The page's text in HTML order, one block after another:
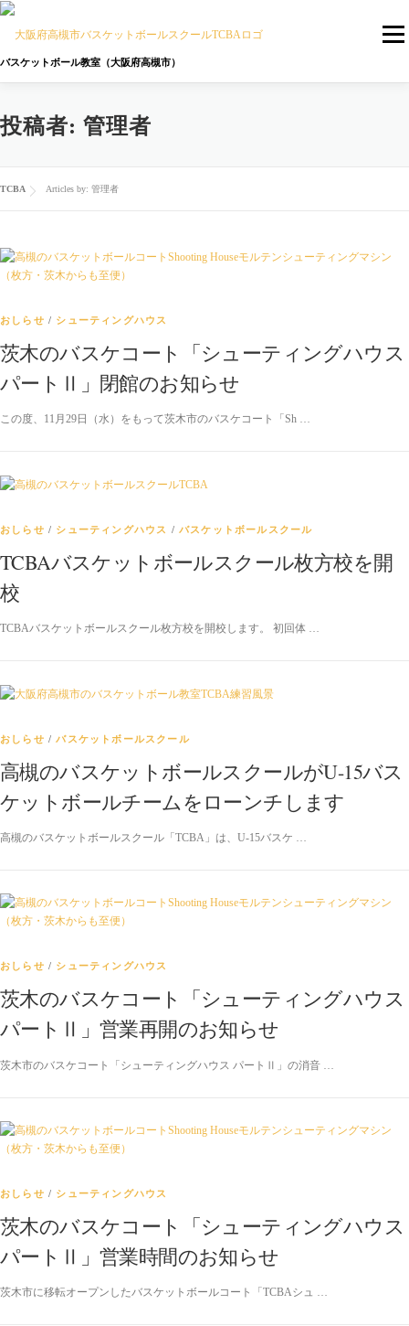
コンテンツへスキップ
バスケットボール教室（大阪府高槻市）
メニ
トップページ TCBAの特徴
TCBAについて
投稿者: 管理者
TCBA Articles by: 管理者
おしらせ / シューティングハウス
茨木のバスケコート「シューティングハウス
パートⅡ」閉館のお知らせ
この度、11月29日（水）をもって茨木市のバスケコート「Sh …
おしらせ / シューティングハウス /バスケットボールスクール
TCBAバスケットボールスクール枚方校を開
校
TCBAバスケットボールスクール枚方校を開校します。 初回体 …
おしらせ /バスケットボールスクール
高槻のバスケットボールスクールがU-15バス
ケットボールチームをローンチします
高槻のバスケットボールスクール「TCBA」は、U-15バスケ …
おしらせ / シューティングハウス
茨木のバスケコート「シューティングハウス
パートⅡ」営業再開のお知らせ
茨木市のバスケコート「シューティングハウス パートⅡ」の消音 …
おしらせ / シューティングハウス
茨木のバスケコート「シューティングハウス
パートⅡ」営業時間のお知らせ
茨木市に移転オープンしたバスケットボールコート「TCBAシュ …